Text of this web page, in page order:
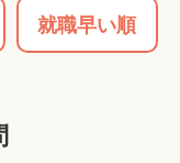
就職早い順